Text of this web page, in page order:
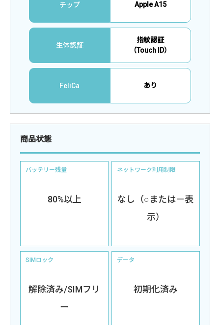
チップ Apple A15
生体認証
指紋認証
（Touch ID）
FeliCa あり
商品状態
バッテリー残量
80%以上
ネットワーク利用制限
なし（○または－表
示）
SIMロック
解除済み/SIMフリ
ー
データ
初期化済み